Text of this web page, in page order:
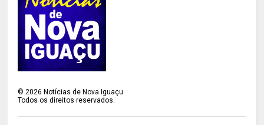
©2026 Notícias de Nova Iguaçu
Todos os direitos reservados.